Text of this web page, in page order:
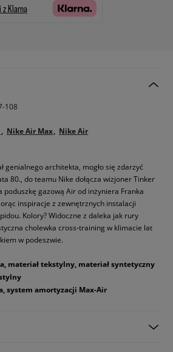
z Klarną
108
Nike Air Max
Nike Air
genialnego architekta, mogło się zdarzyć
80., do teamu Nike dołącza wizjoner Tinker
poduszkę gazową Air od inżyniera Franka
inspiracje z zewnętrznych instalacji
Kolory? Widoczne z daleka jak rury
cholewka cross-training w klimacie lat
w podeszwie.
materiał tekstylny, materiał syntetyczny
system amortyzacji Max-Air